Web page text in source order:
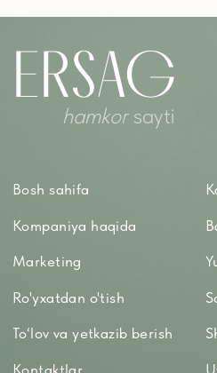
Bolalar uchun
WHATSAPP
TELEGRAM
+7 926 373 75 55
ersagmedia@yandex.ru